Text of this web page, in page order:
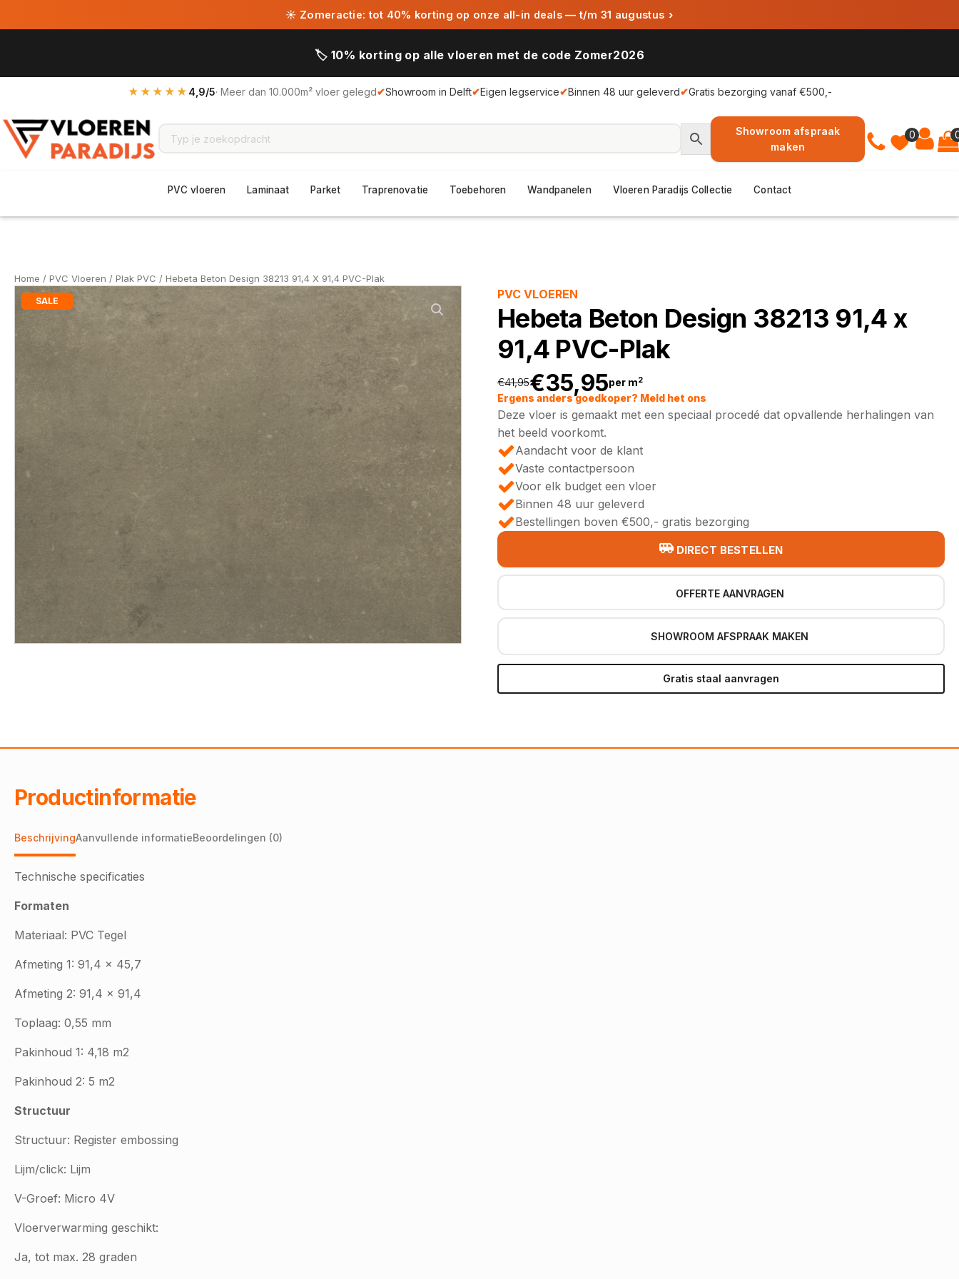
☀ Zomeractie: tot 40% korting op onze all-in deals — t/m 31 augustus ›
🏷️ 10% korting op alle vloeren met de code Zomer2026
★★★★★ 4,9/5· Meer dan 10.000m² vloer gelegd✔Showroom in Delft✔Eigen legservice✔Binnen 48 uur geleverd✔Gratis bezorging vanaf €500,-
0
Showroom afspraak
maken
PVC vloeren Laminaat Parket Traprenovatie Toebehoren Wandpanelen Vloeren Paradijs Collectie Contact
Home / PVC Vloeren / Plak PVC / Hebeta Beton Design 38213 91,4 X 91,4 PVC-Plak
SALE PVC VLOEREN
Hebeta Beton Design 38213 91,4 x
91,4 PVC-Plak
€41,95
Oorspronkelijke
prijs
was:
€41,95.
€35,95
Huidige
prijs
is:
€35,95.
per m2
Ergens anders goedkoper? Meld het ons
Deze vloer is gemaakt met een speciaal procedé dat opvallende herhalingen van
het beeld voorkomt.
Aandacht voor de klant
Vaste contactpersoon
Voor elk budget een vloer
Binnen 48 uur geleverd
Bestellingen boven €500,- gratis bezorging
DIRECT BESTELLEN
OFFERTE AANVRAGEN
SHOWROOM AFSPRAAK MAKEN
Gratis staal aanvragen
Productinformatie
BeschrijvingAanvullende informatieBeoordelingen (0)
Technische specificaties
Formaten
Materiaal: PVC Tegel
Afmeting 1: 91,4 x 45,7
Afmeting 2: 91,4 x 91,4
Toplaag: 0,55 mm
Pakinhoud 1: 4,18 m2
Pakinhoud 2: 5 m2
Structuur
Structuur: Register embossing
Lijm/click: Lijm
V-Groef: Micro 4V
Vloerverwarming geschikt:
Ja, tot max. 28 graden